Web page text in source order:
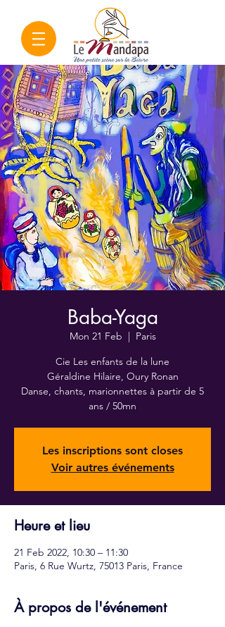
Baba-Yaga
Mon 21 Feb
  |
Paris
Cie Les enfants de la lune
Géraldine Hilaire, Oury Ronan
Danse, chants, marionnettes à partir de 5
ans / 50mn
Les inscriptions sont closes
Voir autres événements
Heure et lieu
21 Feb 2022, 10:30 – 11:30
Paris, 6 Rue Wurtz, 75013 Paris, France
À propos de l'événement